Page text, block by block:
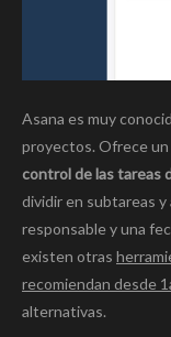
Asana es muy
proyectos. Ofrece un
control de las tareas
dividir en subtareas y
responsable y una
existen otras
recomiendan desde
alternativas.